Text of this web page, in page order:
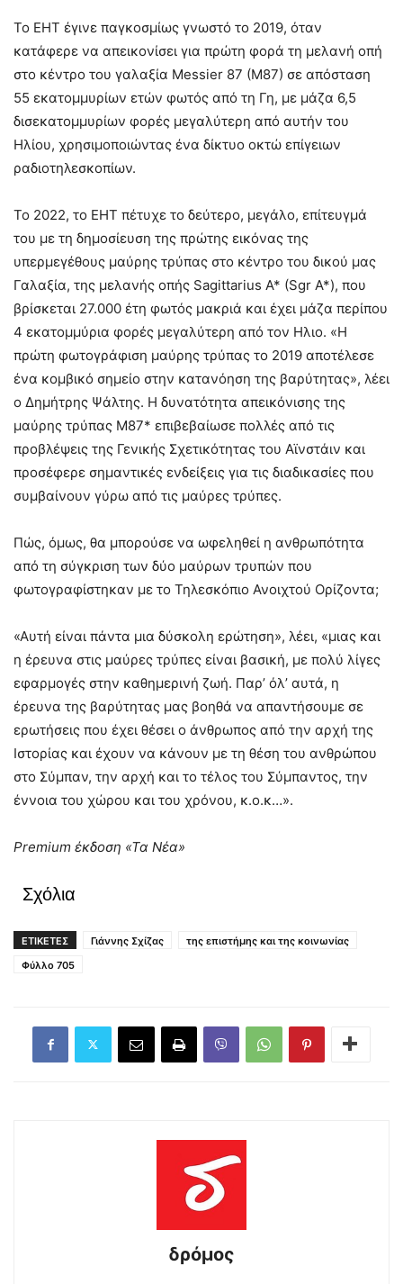
Το EHT έγινε παγκοσμίως γνωστό το 2019, όταν
κατάφερε να απεικονίσει για πρώτη φορά τη μελανή οπή
στο κέντρο του γαλαξία Messier 87 (M87) σε απόσταση
55 εκατομμυρίων ετών φωτός από τη Γη, με μάζα 6,5
δισεκατομμυρίων φορές μεγαλύτερη από αυτήν του
Ηλίου, χρησιμοποιώντας ένα δίκτυο οκτώ επίγειων
ραδιοτηλεσκοπίων.
Το 2022, το EHT πέτυχε το δεύτερο, μεγάλο, επίτευγμά
του με τη δημοσίευση της πρώτης εικόνας της
υπερμεγέθους μαύρης τρύπας στο κέντρο του δικού μας
Γαλαξία, της μελανής οπής Sagittarius A* (Sgr A*), που
βρίσκεται 27.000 έτη φωτός μακριά και έχει μάζα περίπου
4 εκατομμύρια φορές μεγαλύτερη από τον Ηλιο. «Η
πρώτη φωτογράφιση μαύρης τρύπας το 2019 αποτέλεσε
ένα κομβικό σημείο στην κατανόηση της βαρύτητας», λέει
ο Δημήτρης Ψάλτης. Η δυνατότητα απεικόνισης της
μαύρης τρύπας M87* επιβεβαίωσε πολλές από τις
προβλέψεις της Γενικής Σχετικότητας του Αϊνστάιν και
προσέφερε σημαντικές ενδείξεις για τις διαδικασίες που
συμβαίνουν γύρω από τις μαύρες τρύπες.
Πώς, όμως, θα μπορούσε να ωφεληθεί η ανθρωπότητα
από τη σύγκριση των δύο μαύρων τρυπών που
φωτογραφίστηκαν με το Τηλεσκόπιο Ανοιχτού Ορίζοντα;
«Αυτή είναι πάντα μια δύσκολη ερώτηση», λέει, «μιας και
η έρευνα στις μαύρες τρύπες είναι βασική, με πολύ λίγες
εφαρμογές στην καθημερινή ζωή. Παρ’ όλ’ αυτά, η
έρευνα της βαρύτητας μας βοηθά να απαντήσουμε σε
ερωτήσεις που έχει θέσει ο άνθρωπος από την αρχή της
Ιστορίας και έχουν να κάνουν με τη θέση του ανθρώπου
στο Σύμπαν, την αρχή και το τέλος του Σύμπαντος, την
έννοια του χώρου και του χρόνου, κ.ο.κ…».
Premium έκδοση «Τα Νέα»
Σχόλια
ΕΤΙΚΕΤΕΣ Γιάννης Σχίζας
της επιστήμης και της κοινωνίας
Φύλλο 705
δρόμος